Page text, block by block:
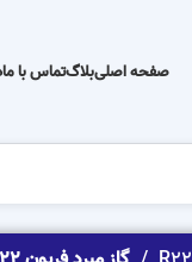
صفحه اصلیبلاگتماس با ما